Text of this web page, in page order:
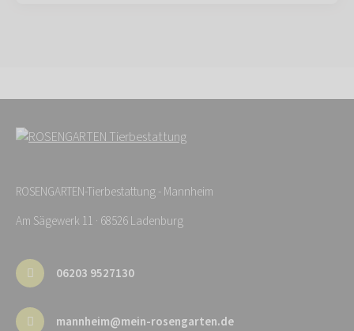
ROSENGARTEN-Tierbestattung - Mannheim
Am Sägewerk 11 · 68526 Ladenburg
06203 9527130
mannheim@mein-rosengarten.de